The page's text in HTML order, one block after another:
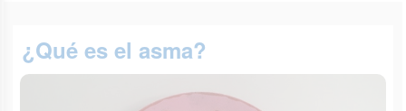
¿Qué es el asma?